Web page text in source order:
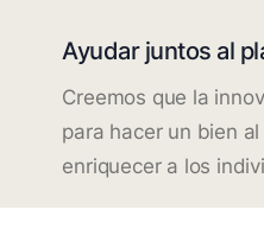
Ayudar juntos al
Creemos que la
para hacer un bien
enriquecer a los